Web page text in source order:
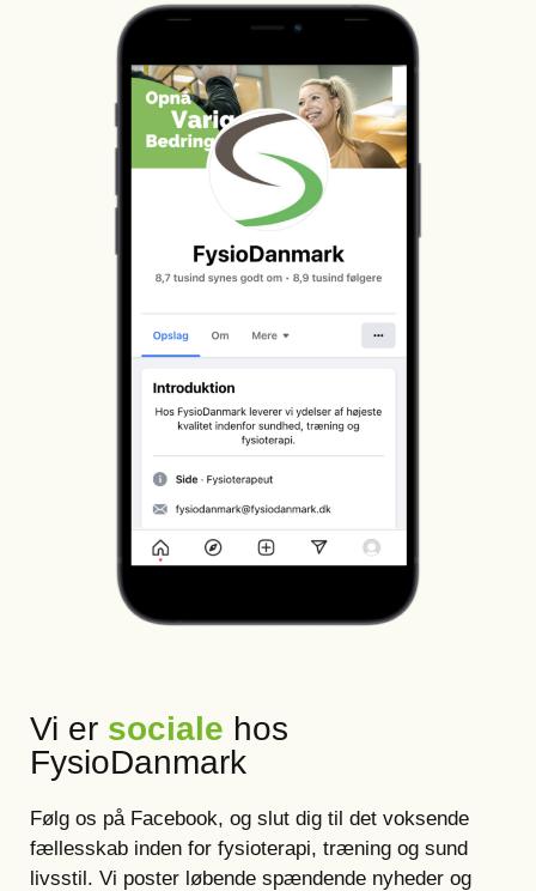
Vi er sociale hos
FysioDanmark
Følg os på Facebook, og slut dig til det voksende
fællesskab inden for fysioterapi, træning og sund
livsstil. Vi poster løbende spændende nyheder og